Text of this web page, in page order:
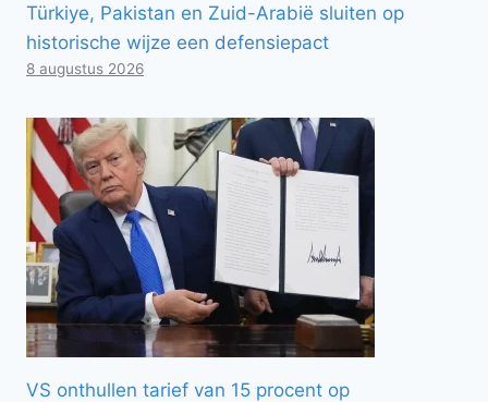
Türkiye, Pakistan en Zuid-Arabië sluiten op
historische wijze een defensiepact
8 augustus 2026
VS onthullen tarief van 15 procent op